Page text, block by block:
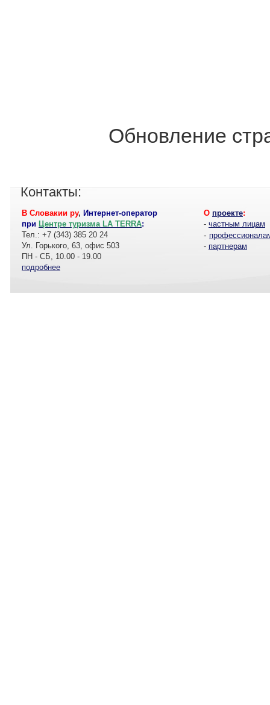
Обновление
Контакты:
В Словакии ру, Интернет-оператор
при Центре туризма LA TERRA:
Тел.: +7 (343) 385 20 24
Ул. Горького, 63, офис 503
ПН - СБ, 10.00 - 19.00
подробнее
О проекте:
- частным лицам
-
- партнерам